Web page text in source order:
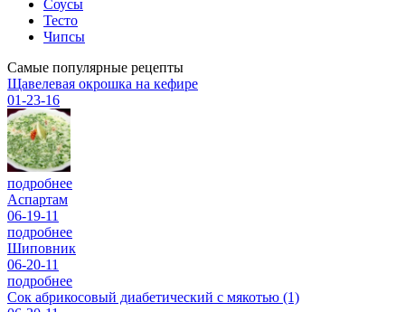
Соусы
Тесто
Чипсы
Самые популярные рецепты
Щавелевая окрошка на кефире
01-23-16
подробнее
Аспартам
06-19-11
подробнее
Шиповник
06-20-11
подробнее
Сок абрикосовый диабетический с мякотью (1)